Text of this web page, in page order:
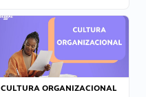
CULTURA ORGANIZACIONAL